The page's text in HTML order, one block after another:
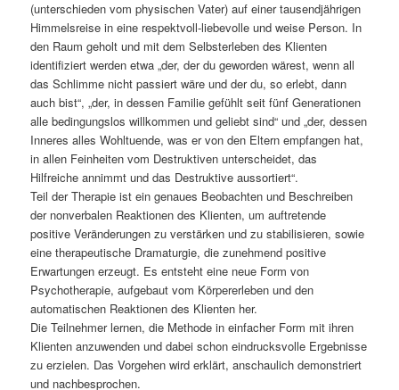
(unterschieden vom physischen Vater) auf einer tausendjährigen
Himmelsreise in eine respektvoll-liebevolle und weise Person. In
den Raum geholt und mit dem Selbsterleben des Klienten
identifiziert werden etwa „der, der du geworden wärest, wenn all
das Schlimme nicht passiert wäre und der du, so erlebt, dann
auch bist“, „der, in dessen Familie gefühlt seit fünf Generationen
alle bedingungslos willkommen und geliebt sind“ und „der, dessen
Inneres alles Wohltuende, was er von den Eltern empfangen hat,
in allen Feinheiten vom Destruktiven unterscheidet, das
Hilfreiche annimmt und das Destruktive aussortiert“.
Teil der Therapie ist ein genaues Beobachten und Beschreiben
der nonverbalen Reaktionen des Klienten, um auftretende
positive Veränderungen zu verstärken und zu stabilisieren, sowie
eine therapeutische Dramaturgie, die zunehmend positive
Erwartungen erzeugt. Es entsteht eine neue Form von
Psychotherapie, aufgebaut vom Körpererleben und den
automatischen Reaktionen des Klienten her.
Die Teilnehmer lernen, die Methode in einfacher Form mit ihren
Klienten anzuwenden und dabei schon eindrucksvolle Ergebnisse
zu erzielen. Das Vorgehen wird erklärt, anschaulich demonstriert
und nachbesprochen.